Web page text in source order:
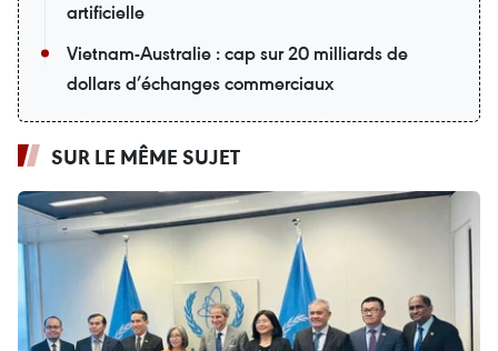
artificielle
Vietnam-Australie : cap sur 20 milliards de
dollars d’échanges commerciaux
SUR LE MÊME SUJET